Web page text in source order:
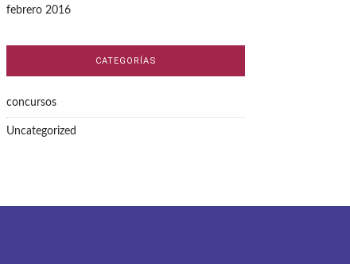
febrero 2016
CATEGORÍAS
concursos
Uncategorized